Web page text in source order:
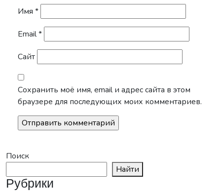
Имя *
Email*
Сайт
Сохранить моё имя, email и адрес сайта в этом
браузере для последующих моих комментариев.
Поиск
Найти
Рубрики